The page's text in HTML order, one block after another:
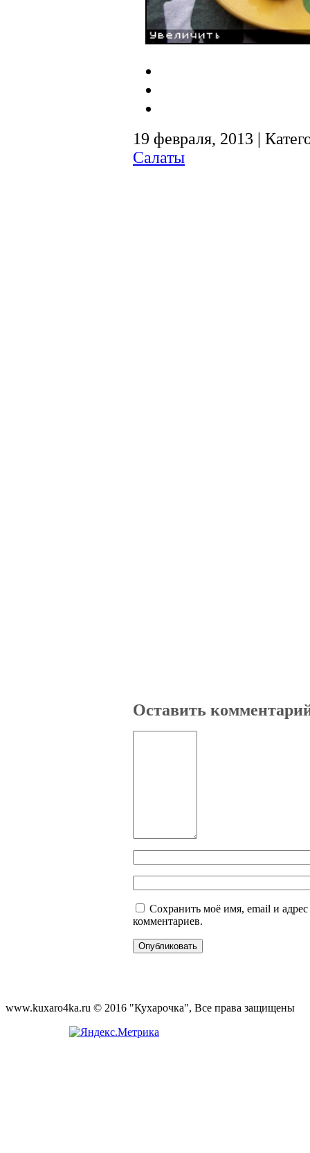
19 февраля, 2013 |
Салаты
Оставить
Сохранить моё имя, email и
комментариев.
www.kuxaro4ka.ru © 2016 "Кухарочка", Все права защищены